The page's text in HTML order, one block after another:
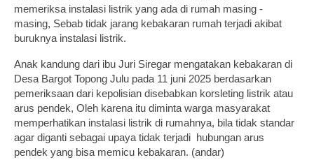
memeriksa instalasi listrik yang ada di rumah masing -
masing, Sebab tidak jarang kebakaran rumah terjadi akibat
buruknya instalasi listrik.
Anak kandung dari ibu Juri Siregar mengatakan kebakaran di
Desa Bargot Topong Julu pada 11 juni 2025 berdasarkan
pemeriksaan dari kepolisian disebabkan korsleting listrik atau
arus pendek, Oleh karena itu diminta warga masyarakat
memperhatikan instalasi listrik di rumahnya, bila tidak standar
agar diganti sebagai upaya tidak terjadi hubungan arus
pendek yang bisa memicu kebakaran. (andar)